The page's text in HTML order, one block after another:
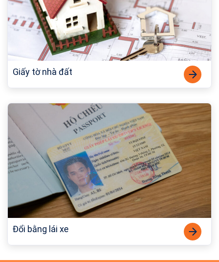
Giấy tờ nhà đất
Đổi bằng lái xe